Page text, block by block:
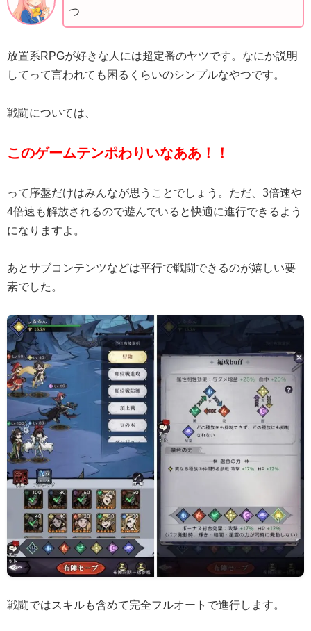
つ
放置系RPGが好きな人には超定番のヤツです。なにか説明
してって言われても困るくらいのシンプルなやつです。
戦闘については、
このゲームテンポわりいなああ！！
って序盤だけはみんなが思うことでしょう。ただ、3倍速や
4倍速も解放されるので遊んでいると快適に進行できるよう
になりますよ。
あとサブコンテンツなどは平行で戦闘できるのが嬉しい要
素でした。
戦闘ではスキルも含めて完全フルオートで進行します。